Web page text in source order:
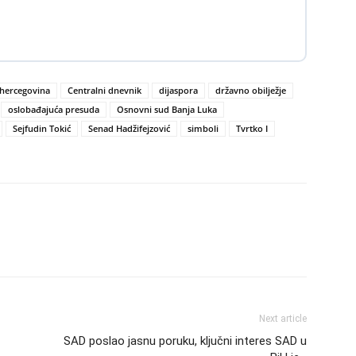
Centralni dnevnik dijaspora
državno obilježje
oslobađajuća presuda
Osnovni sud Banja Luka
Sejfudin Tokić
Senad Hadžifejzović simboli Tvrtko I
Next article
SAD poslao jasnu poruku, ključni interes SAD u